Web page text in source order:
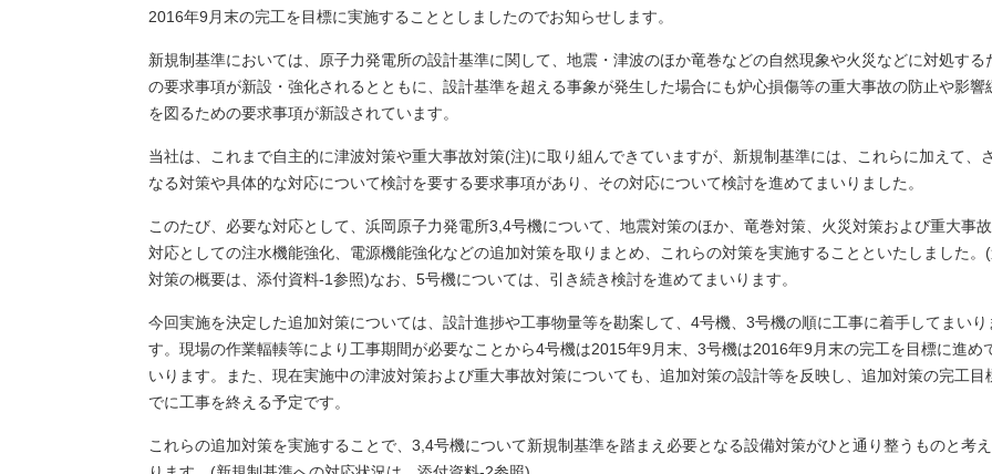
2016年9月末の完工を目標に実施することとしましたのでお知らせします。
新規制基準においては、原子力発電所の設計基準に関して、地震・津波のほか竜巻などの自然現象や火災などに対処する
の要求事項が新設・強化されるとともに、設計基準を超える事象が発生した場合にも炉心損傷等の重大事故の防止や影響
を図るための要求事項が新設されています。
当社は、これまで自主的に津波対策や重大事故対策(注)に取り組んできていますが、新規制基準には、これらに加えて、
なる対策や具体的な対応について検討を要する要求事項があり、その対応について検討を進めてまいりました。
このたび、必要な対応として、浜岡原子力発電所3,4号機について、地震対策のほか、竜巻対策、火災対策および重大事
対応としての注水機能強化、電源機能強化などの追加対策を取りまとめ、これらの対策を実施することといたしました。
対策の概要は、添付資料-1参照)なお、5号機については、引き続き検討を進めてまいります。
今回実施を決定した追加対策については、設計進捗や工事物量等を勘案して、4号機、3号機の順に工事に着手してまいり
す。現場の作業輻輳等により工事期間が必要なことから4号機は2015年9月末、3号機は2016年9月末の完工を目標に進め
いります。また、現在実施中の津波対策および重大事故対策についても、追加対策の設計等を反映し、追加対策の完工目
でに工事を終える予定です。
これらの追加対策を実施することで、3,4号機について新規制基準を踏まえ必要となる設備対策がひと通り整うものと考